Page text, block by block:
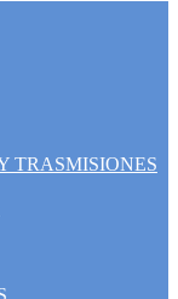
TRASMISIONES